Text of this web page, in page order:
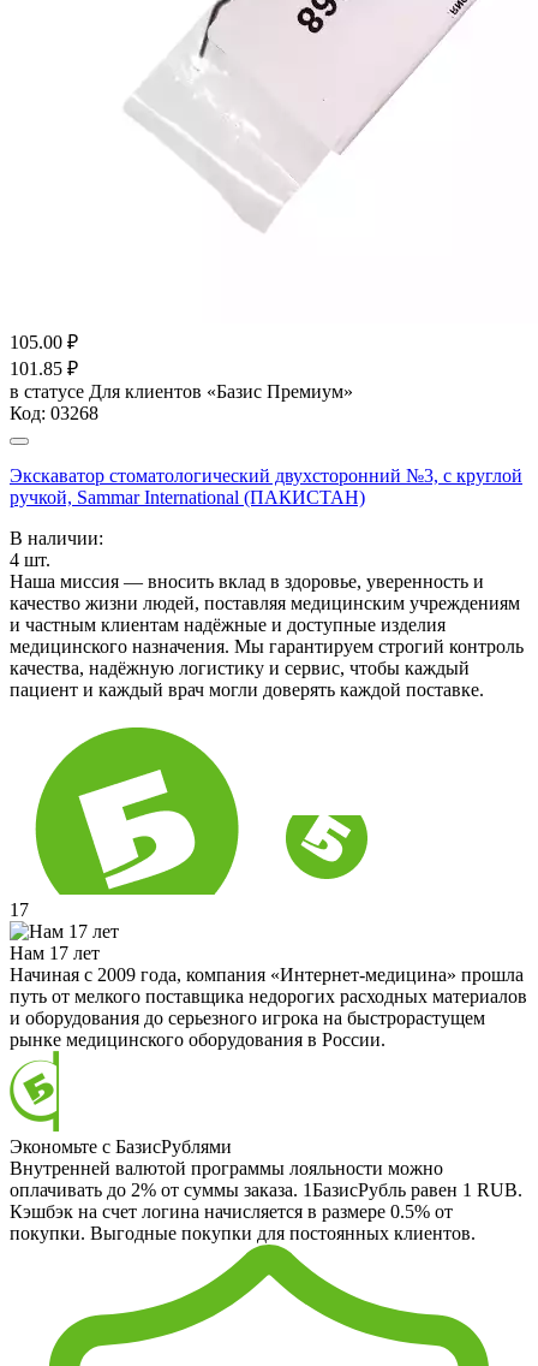
105.00 ₽
101.85 ₽
в статусе Для клиентов «Базис Премиум»
Код: 03268
Экскаватор стоматологический двухсторонний №3, с круглой
ручкой, Sammar International (ПАКИСТАН)
В наличии:
4 шт.
Наша миссия — вносить вклад в здоровье, уверенность и
качество жизни людей, поставляя медицинским учреждениям
и частным клиентам надёжные и доступные изделия
медицинского назначения. Мы гарантируем строгий контроль
качества, надёжную логистику и сервис, чтобы каждый
пациент и каждый врач могли доверять каждой поставке.
17
Нам 17 лет
Начиная с 2009 года, компания «Интернет-медицина» прошла
путь от мелкого поставщика недорогих расходных материалов
и оборудования до серьезного игрока на быстрорастущем
рынке медицинского оборудования в России.
Экономьте с БазисРублями
Внутренней валютой программы лояльности можно
оплачивать до 2% от суммы заказа. 1БазисРубль равен 1 RUB.
Кэшбэк на счет логина начисляется в размере 0.5% от
покупки. Выгодные покупки для постоянных клиентов.